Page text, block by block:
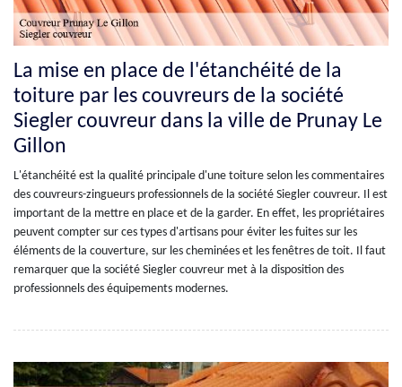
La mise en place de l'étanchéité de la
toiture par les couvreurs de la société
Siegler couvreur dans la ville de Prunay Le
Gillon
L'étanchéité est la qualité principale d'une toiture selon les commentaires
des couvreurs-zingueurs professionnels de la société Siegler couvreur. Il est
important de la mettre en place et de la garder. En effet, les propriétaires
peuvent compter sur ces types d'artisans pour éviter les fuites sur les
éléments de la couverture, sur les cheminées et les fenêtres de toit. Il faut
remarquer que la société Siegler couvreur met à la disposition des
professionnels des équipements modernes.